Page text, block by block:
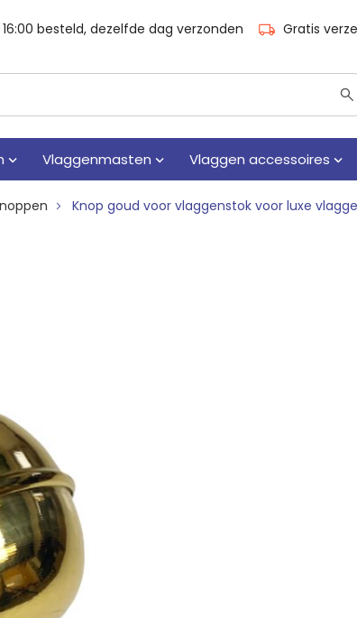
besteld, dezelfde dag verzonden Gratis
Vlaggenmasten Vlaggen accessoires
Knop goud voor vlaggenstok voor luxe